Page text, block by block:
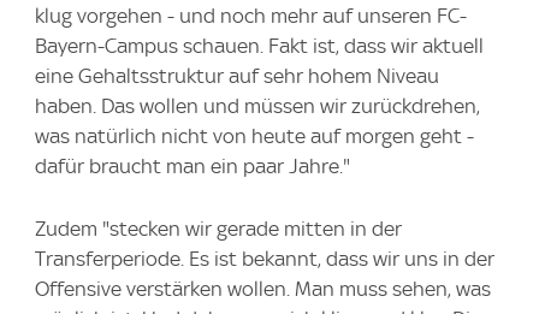
klug vorgehen - und noch mehr auf unseren FC-
Bayern-Campus schauen. Fakt ist, dass wir aktuell
eine Gehaltsstruktur auf sehr hohem Niveau
haben. Das wollen und müssen wir zurückdrehen,
was natürlich nicht von heute auf morgen geht -
dafür braucht man ein paar Jahre."
Zudem "stecken wir gerade mitten in der
Transferperiode. Es ist bekannt, dass wir uns in der
Offensive verstärken wollen. Man muss sehen, was